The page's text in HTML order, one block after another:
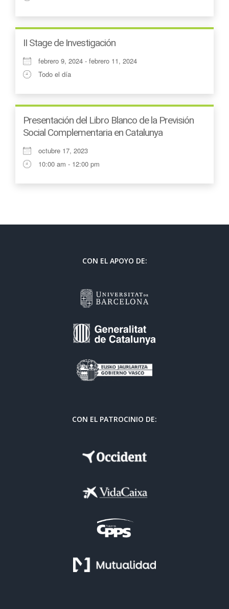
II Stage de Investigación
febrero 9, 2024 - febrero 11, 2024
Todo el día
Presentación del Libro Blanco de la Previsión
Social Complementaria en Catalunya
octubre 17, 2023
10:00 am - 12:00 pm
CON EL APOYO DE:
CON EL PATROCINIO DE: